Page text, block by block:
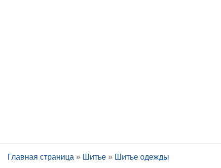
Главная страница » Шитье » Шитье одежды